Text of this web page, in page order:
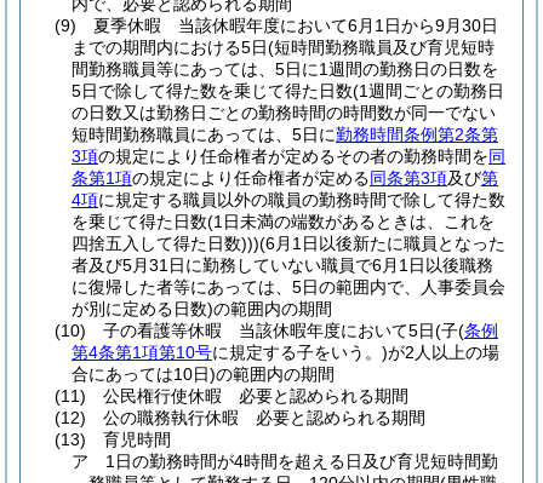
(9)
夏季休暇 当該休暇年度において6月1日から9月30日
までの期間内における5日(短時間勤務職員及び育児短時
間勤務職員等にあっては、5日に1週間の勤務日の日数を
5日で除して得た数を乗じて得た日数(1週間ごとの勤務日
の日数又は勤務日ごとの勤務時間の時間数が同一でない
短時間勤務職員にあっては、5日に勤務時間条例第2条第
3項の規定により任命権者が定めるその者の勤務時間を同
条第1項の規定により任命権者が定める同条第3項及び第
4項に規定する職員以外の職員の勤務時間で除して得た数
を乗じて得た日数(1日未満の端数があるときは、これを
四捨五入して得た日数)))(6月1日以後新たに職員となった
者及び5月31日に勤務していない職員で6月1日以後職務
に復帰した者等にあっては、5日の範囲内で、人事委員会
が別に定める日数)の範囲内の期間
(10)
子の看護等休暇 当該休暇年度において5日(子(条例
第4条第1項第10号に規定する子をいう。)が2人以上の場
合にあっては10日)の範囲内の期間
(11)
公民権行使休暇 必要と認められる期間
(12)
公の職務執行休暇 必要と認められる期間
(13)
育児時間
ア
1日の勤務時間が4時間を超える日及び育児短時間勤